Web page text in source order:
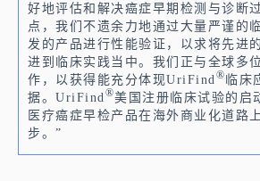
好地评估和解决癌症早期检测与诊断
点，我们不遗余力地通过大量严谨的
发的产品进行性能验证，以求将先进
进到临床实践当中。我们正与全球多
作，以获得能充分体现UriFind ® 临床
据。UriFind ®美国注册临床试验的启
医疗癌症早检产品在海外商业化道路
步。”